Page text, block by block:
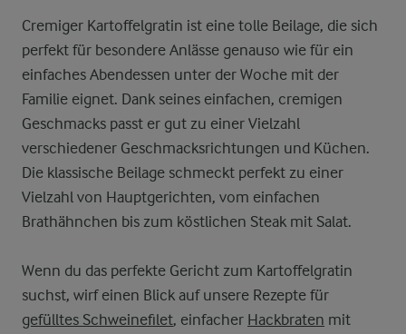
Cremiger Kartoffelgratin ist eine tolle Beilage, die sich
perfekt für besondere Anlässe genauso wie für ein
einfaches Abendessen unter der Woche mit der
Familie eignet. Dank seines einfachen, cremigen
Geschmacks passt er gut zu einer Vielzahl
verschiedener Geschmacksrichtungen und Küchen.
Die klassische Beilage schmeckt perfekt zu einer
Vielzahl von Hauptgerichten, vom einfachen
Brathähnchen bis zum köstlichen Steak mit Salat.
Wenn du das perfekte Gericht zum Kartoffelgratin
suchst, wirf einen Blick auf unsere Rezepte für
gefülltes Schweinefilet, einfacher Hackbraten mit